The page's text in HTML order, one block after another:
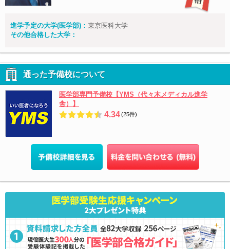
進学予定の大学(医学部)： 東京医科大学
その他合格した大学：
通った予備校について
医学部専門予備校【YMS（代々木メディカル進学
舎）】
4.34(25件)